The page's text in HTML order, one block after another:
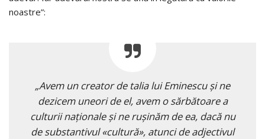
noastre”:
„Avem un creator de talia lui Eminescu și ne
dezicem uneori de el, avem o sărbătoare a
culturii naționale și ne rușinăm de ea, dacă nu
de substantivul «cultură», atunci de adjectivul